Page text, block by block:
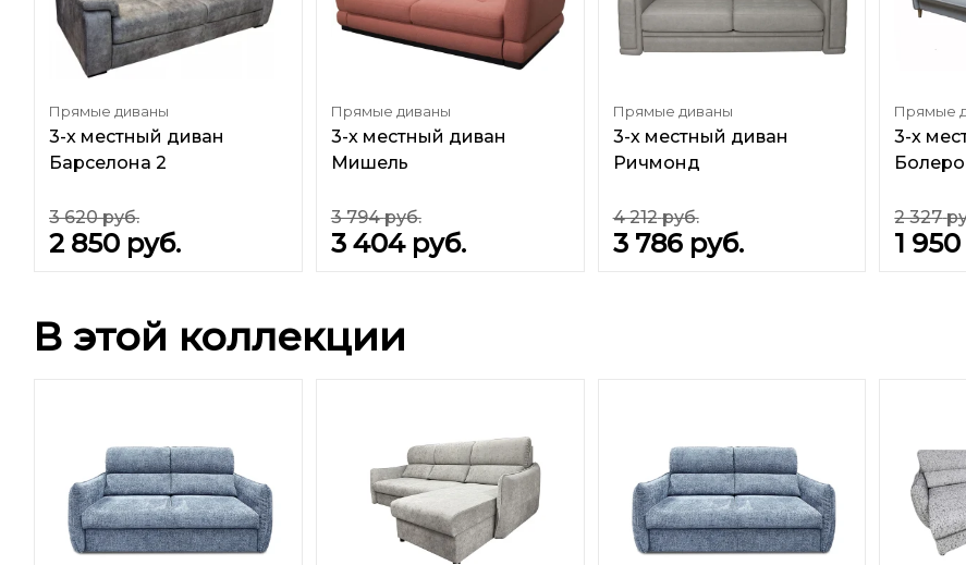
Прямые диваны
3-х местный диван
Барселона 2
3 620 руб.
2 850 руб.
Прямые диваны
3-х местный диван
Мишель
3 794 руб.
3 404 руб.
Прямые диваны
3-х местный диван
Ричмонд
4 212 руб.
3 786 руб.
Прямые
3-х
Болеро
2 327
1 950
В этой коллекции